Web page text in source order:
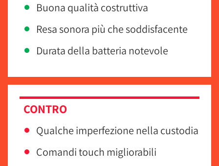
Buona qualità costruttiva
Resa sonora più che soddisfacente
Durata della batteria notevole
CONTRO
Qualche imperfezione nella custodia
Comandi touch migliorabili